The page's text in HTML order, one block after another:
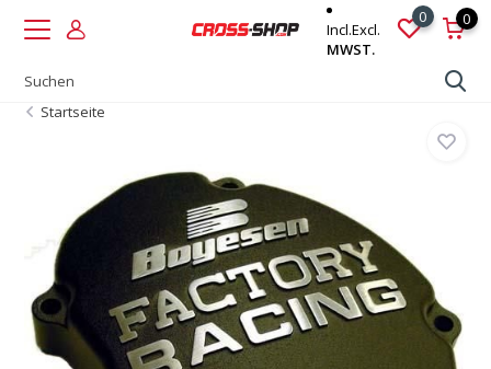
Incl.Excl.
MWST.
0 0
Startseite